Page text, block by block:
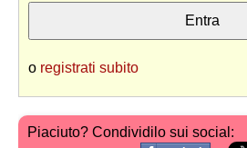
o registrati subito
Piaciuto? Condividilo sui social: